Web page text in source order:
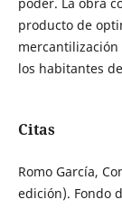
producto de
los habitantes
Citas
Romo García,
edición). Fondo